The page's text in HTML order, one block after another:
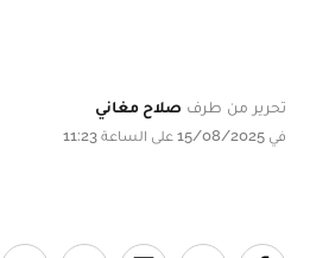
تحرير من طرف صلاح مغاني
في 15/08/2025 على الساعة 11:23